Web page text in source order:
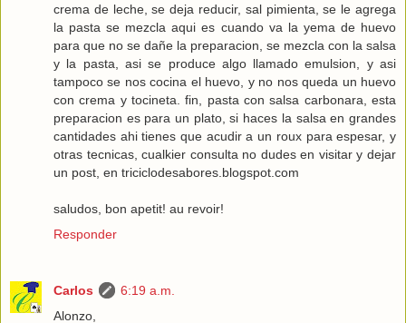
crema de leche, se deja reducir, sal pimienta, se le agrega
la pasta se mezcla aqui es cuando va la yema de huevo
para que no se dañe la preparacion, se mezcla con la salsa
y la pasta, asi se produce algo llamado emulsion, y asi
tampoco se nos cocina el huevo, y no nos queda un huevo
con crema y tocineta. fin, pasta con salsa carbonara, esta
preparacion es para un plato, si haces la salsa en grandes
cantidades ahi tienes que acudir a un roux para espesar, y
otras tecnicas, cualkier consulta no dudes en visitar y dejar
un post, en triciclodesabores.blogspot.com
saludos, bon apetit! au revoir!
Responder
Carlos
6:19 a.m.
Alonzo,